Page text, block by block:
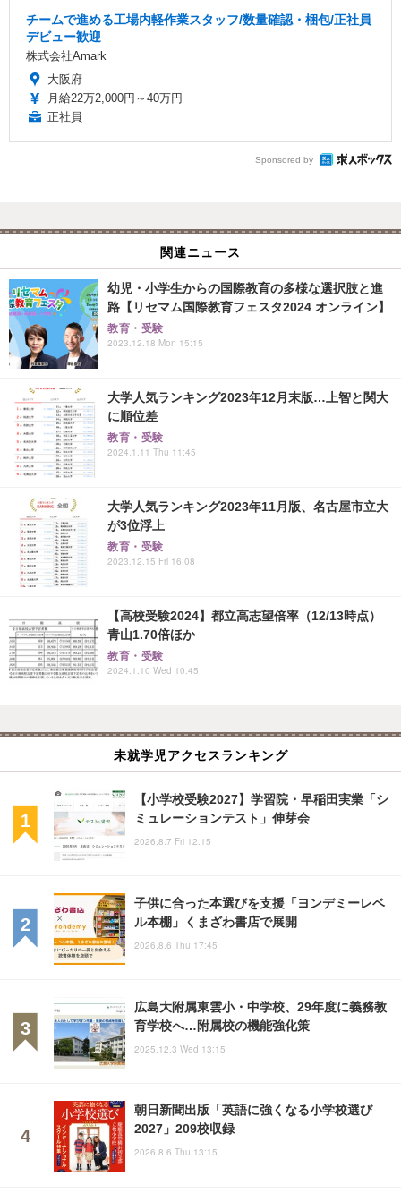
チームで進める工場内軽作業スタッフ/数量確認・梱包/正社員
デビュー歓迎
株式会社Amark
大阪府
月給22万2,000円～40万円
正社員
Sponsored by
関連ニュース
幼児・小学生からの国際教育の多様な選択肢と進
路【リセマム国際教育フェスタ2024 オンライン】
教育・受験
2023.12.18 Mon 15:15
大学人気ランキング2023年12月末版…上智と関大
に順位差
教育・受験
2024.1.11 Thu 11:45
大学人気ランキング2023年11月版、名古屋市立大
が3位浮上
教育・受験
2023.12.15 Fri 16:08
【高校受験2024】都立高志望倍率（12/13時点）
青山1.70倍ほか
教育・受験
2024.1.10 Wed 10:45
未就学児アクセスランキング
【小学校受験2027】学習院・早稲田実業「シ
ミュレーションテスト」伸芽会
2026.8.7 Fri 12:15
子供に合った本選びを支援「ヨンデミーレベ
ル本棚」くまざわ書店で展開
2026.8.6 Thu 17:45
広島大附属東雲小・中学校、29年度に義務教
育学校へ…附属校の機能強化策
2025.12.3 Wed 13:15
朝日新聞出版「英語に強くなる小学校選び
2027」209校収録
2026.8.6 Thu 13:15